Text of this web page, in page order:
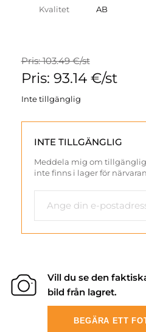
Kvalitet AB
Pris: 103.49 €/st
Pris: 93.14 €/st
Inte tillgänglig
INTE TILLGÄNGLIG
Meddela mig om
inte finns i lager för
Vill du se den
bild från lagret.
BEGÄRA ETT